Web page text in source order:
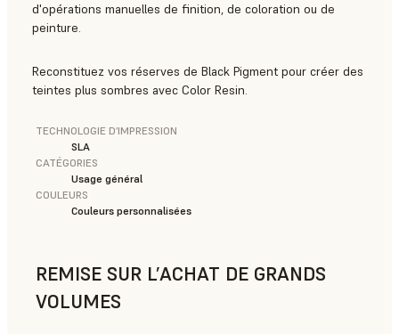
d'opérations manuelles de finition, de coloration ou de
peinture.
Reconstituez vos réserves de Black Pigment pour créer des
teintes plus sombres avec Color Resin.
TECHNOLOGIE D’IMPRESSION
SLA
CATÉGORIES
Usage général
COULEURS
Couleurs personnalisées
REMISE SUR L’ACHAT DE GRANDS
VOLUMES